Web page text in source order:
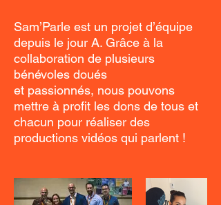
Sam’Parle est un projet d’équipe
depuis le jour A. Grâce à la
collaboration de plusieurs
bénévoles doués
et passionnés, nous pouvons
mettre à profit les dons de tous et
chacun pour réaliser des
productions vidéos qui parlent !